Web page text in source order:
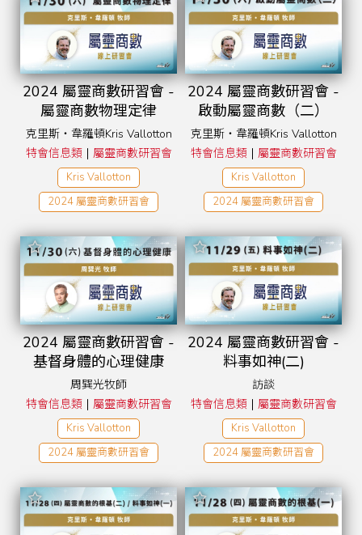
2024 屬靈商數研習會 -
屬靈商數物理定律
克里斯‧韋羅頓Kris Vallotton
特會信息類 | 屬靈商數研習會
Kris Vallotton
2024 屬靈商數研習會
2024 屬靈商數研習會 -
啟動屬靈商數（二）
克里斯‧韋羅頓Kris Vallotton
特會信息類 | 屬靈商數研習會
Kris Vallotton
2024 屬靈商數研習會
2024 屬靈商數研習會 -
基督身體的心理健康
周巽光牧師
特會信息類 | 屬靈商數研習會
Kris Vallotton
2024 屬靈商數研習會
2024 屬靈商數研習會 -
料事如神(二)
訪談
特會信息類 | 屬靈商數研習會
Kris Vallotton
2024 屬靈商數研習會